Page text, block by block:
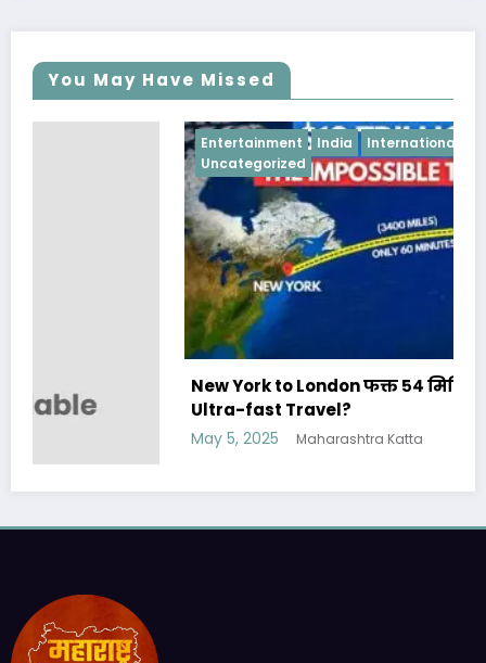
You May Have Missed
India
International News
New York to London फक्त ५४ मिनिटात- Future of
Ultra-fast Travel?
Maharashtra Katta